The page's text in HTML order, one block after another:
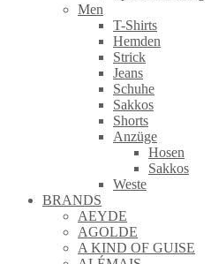
Men
T-Shirts
Hemden
Strick
Jeans
Schuhe
Sakkos
Shorts
Anzüge
Hosen
Sakkos
Weste
BRANDS
AEYDE
AGOLDE
A KIND OF GUISE